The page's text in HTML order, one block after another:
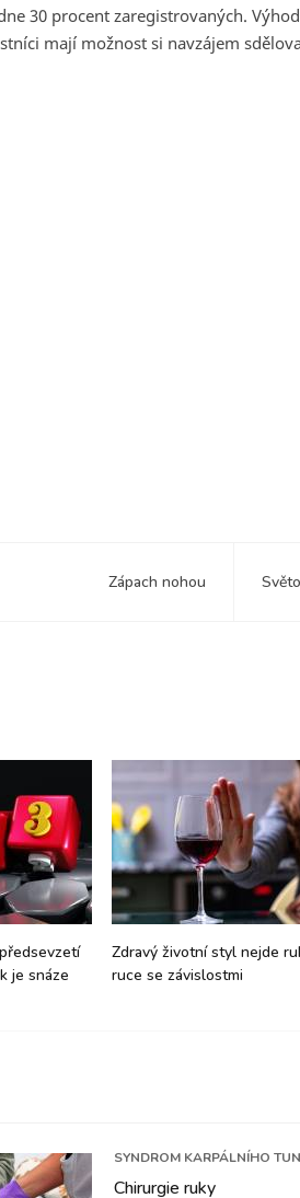
30 procent zaregistrovaných.
mají možnost si navzájem
Zápach nohou
je snáze
Zdravý životní styl nejde
ruce se závislostmi
SYNDROM KARPÁLNÍHO
Chirurgie ruky